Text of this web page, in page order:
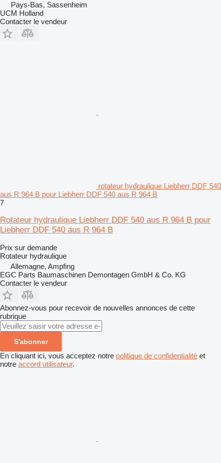
Pays-Bas, Sassenheim
UCM Holland
Contacter le vendeur
rotateur hydraulique Liebherr DDF 540
aus R 964 B pour Liebherr DDF 540 aus R 964 B
7
Rotateur hydraulique Liebherr DDF 540 aus R 964 B pour
Liebherr DDF 540 aus R 964 B
Prix sur demande
Rotateur hydraulique
Allemagne, Ampfing
EGC Parts Baumaschinen Demontagen GmbH & Co. KG
Contacter le vendeur
Abonnez-vous pour recevoir de nouvelles annonces de cette
rubrique
S'abonner
En cliquant ici, vous acceptez notre politique de confidentialité et
notre accord utilisateur.